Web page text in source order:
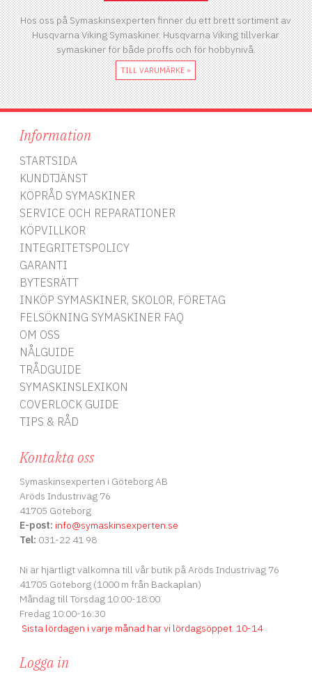
Hos oss på Symaskinsexperten finner du ett brett sortiment av
Husqvarna Viking Symaskiner. Husqvarna Viking tillverkar
symaskiner för både proffs och för hobbynivå.
TILL VARUMÄRKE »
Information
STARTSIDA
KUNDTJÄNST
KÖPRÅD SYMASKINER
SERVICE OCH REPARATIONER
KÖPVILLKOR
INTEGRITETSPOLICY
GARANTI
BYTESRÄTT
INKÖP SYMASKINER, SKOLOR, FÖRETAG
FELSÖKNING SYMASKINER FAQ
OM OSS
NÅLGUIDE
TRÅDGUIDE
SYMASKINSLEXIKON
COVERLOCK GUIDE
TIPS & RÅD
Kontakta oss
Symaskinsexperten i Göteborg AB
Aröds Industriväg 76
41705 Göteborg
E-post: info@symaskinsexperten.se
Tel: 031-22 41 98
Ni är hjärtligt välkomna till vår butik på Aröds Industriväg 76
41705 Göteborg (1000 m från Backaplan)
Måndag till Torsdag 10:00-18:00
Fredag 10:00-16:30
Sista lördagen i varje månad har vi lördagsöppet. 10-14
Logga in